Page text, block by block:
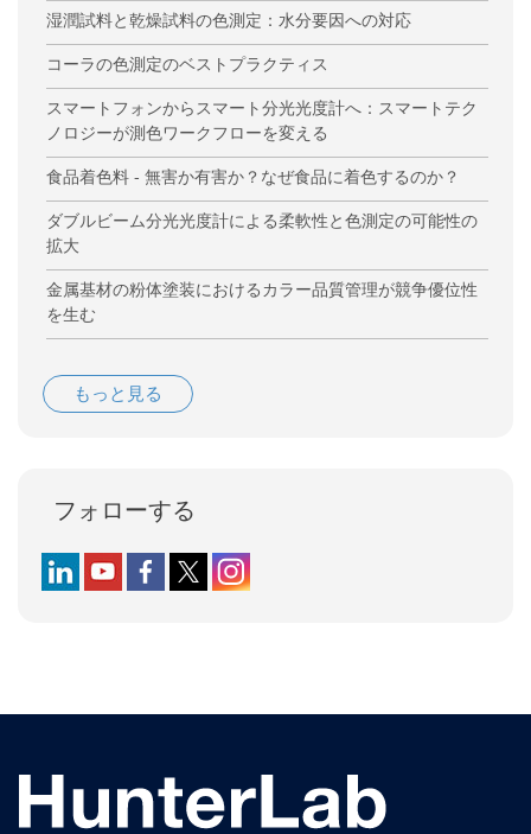
湿潤試料と乾燥試料の色測定：水分要因への対応
コーラの色測定のベストプラクティス
スマートフォンからスマート分光光度計へ：スマートテク
ノロジーが測色ワークフローを変える
食品着色料 - 無害か有害か？なぜ食品に着色するのか？
ダブルビーム分光光度計による柔軟性と色測定の可能性の
拡大
金属基材の粉体塗装におけるカラー品質管理が競争優位性
を生む
もっと見る
フォローする
Follow us on LinkedIn
Follow us on YouTube
Follow us on Facebook
Follow us on X (formerly Twitter)
Follow us on Instagram